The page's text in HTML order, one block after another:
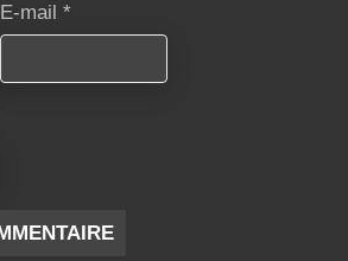
E-mail *